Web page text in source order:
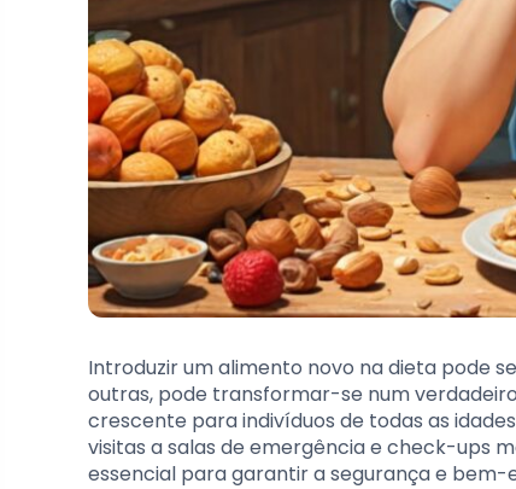
Introduzir um alimento novo na dieta pode
outras, pode transformar-se num
crescente para indivíduos de todas as
visitas a salas de emergência e check-ups
essencial para garantir a segurança e bem-